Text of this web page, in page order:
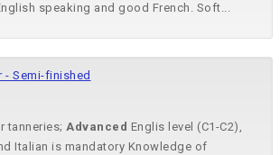
speaking and good French. Soft...
- Semi-finished
tanneries; Advanced Englis level (C1-C2),
Italian is mandatory Knowledge of